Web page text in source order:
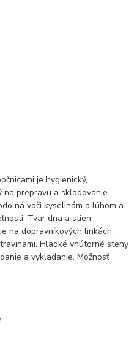
je hygienický,
prepravu a skladovanie
voči kyselinám a lúhom a
Tvar dna a stien
na dopravníkových linkách.
Hladké vnútorné steny
a vykladanie. Možnosť